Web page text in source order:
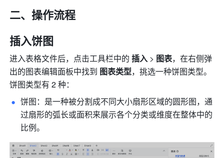
二、操作流程
插入饼图
进入表格文件后，点击工具栏中的 插入 > 图表，在右侧弹
出的图表编辑面板中找到 图表类型，挑选一种饼图类型。
饼图类型有 2 种：
饼图：是一种被分割成不同大小扇形区域的圆形图，通
过扇形的弧长或面积来展示各个分类或维度在整体中的
比例。